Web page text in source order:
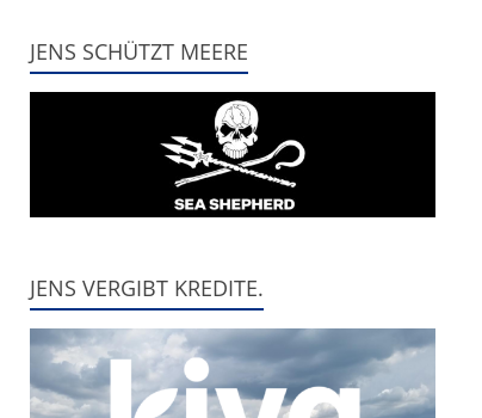
JENS SCHÜTZT MEERE
JENS VERGIBT KREDITE.